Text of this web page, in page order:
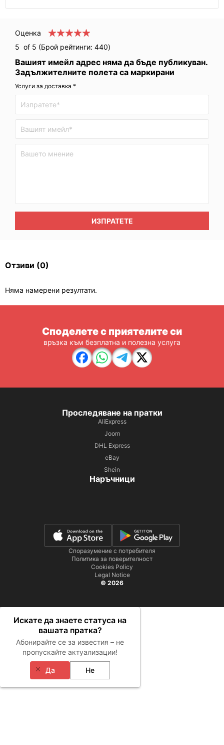
Оценка
5 of 5 (Брой рейтинги: 440)
Вашият имейл адрес няма да бъде публикуван.
Задължителните полета са маркирани
Услуги за доставка *
ИЗПРАТЕТЕ
Отзиви (0)
Няма намерени резултати.
Споделете с приятелите си
връзка към безплатна и полезна услуга
Проследяване на пратки
AliExpress
Joom
DHL Express
eBay
Shein
Наръчници
Споразумение с потребителя
Политика за поверителност
Cookies Policy
Legal Notice
© 2026
Искате да знаете статуса на
вашата пратка?
Абонирайте се за известия – не
пропускайте актуализации!
Да Не